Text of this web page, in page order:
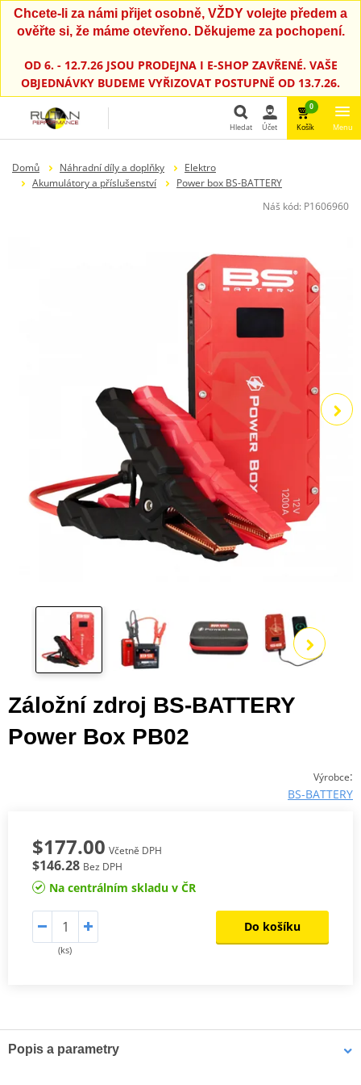
Chcete-li za námi přijet osobně, VŽDY volejte předem a
ověřte si, že máme otevřeno. Děkujeme za pochopení.
OD 6. - 12.7.26 JSOU PRODEJNA I E-SHOP ZAVŘENÉ. VAŠE
OBJEDNÁVKY BUDEME VYŘIZOVAT POSTUPNĚ OD 13.7.26.
Hledat Účet
0
Košík Menu
Domů Náhradní díly a doplňky
Elektro
Akumulátory a příslušenství
Power box BS-BATTERY
Náš kód: P1606960
Záložní zdroj BS-BATTERY
Power Box PB02
Výrobce:
BS-BATTERY
$177.00 Včetně DPH
$146.28 Bez DPH
Na centrálním skladu v ČR
(ks)
Do košíku
Popis a parametry